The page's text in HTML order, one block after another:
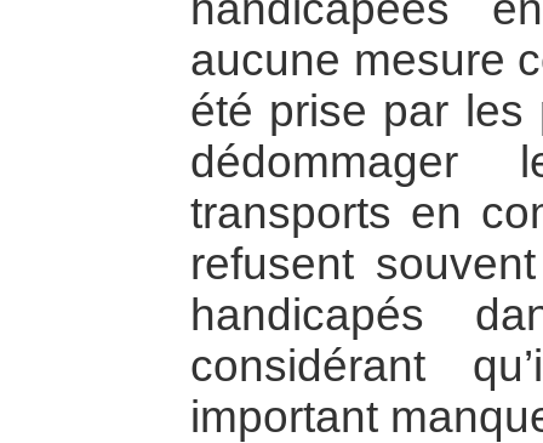
aucune mesure
été prise par les
dédommager
transports en
refusent
handicapés
considérant
important